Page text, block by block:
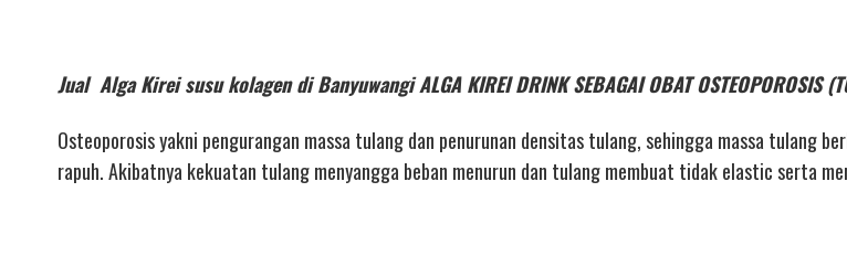
Jual Alga Kirei susu kolagen di Banyuwangi ALGA KIREI DRINK SEBAGAI OBAT OSTEOPOROSIS
Osteoporosis yakni pengurangan massa tulang dan penurunan densitas tulang, sehingga massa tulang
rapuh. Akibatnya kekuatan tulang menyangga beban menurun dan tulang membuat tidak elastic serta